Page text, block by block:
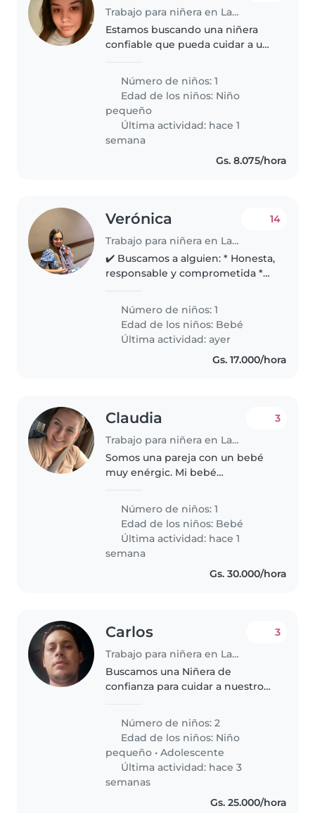
Trabajo para niñera en Lambaré
Estamos buscando una niñera
confiable que pueda cuidar a una
de limpieza
Número de niños: 1
Edad de los niños: Niño
pequeño
Última actividad: hace 1
semana
Gs. 8.075/hora
Verónica
Trabajo para niñera en Lambaré
14
✔️ Buscamos a alguien: * Honesta,
responsable y comprometida *
en cuidado de bebés * Que
busque estabilidad laboral y
continuidad * Con buena
disposición..
Número de niños: 1
Edad de los niños: Bebé
Última actividad: ayer
Gs. 17.000/hora
Claudia
Trabajo para niñera en Lambaré
3
Somos una pareja con un bebé
muy enérgic. Mi bebé
abuela. Es un bebé amoroso y
súper hiperactivo
Número de niños: 1
Edad de los niños: Bebé
Última actividad: hace 1
semana
Gs. 30.000/hora
Carlos
Trabajo para niñera en Lambaré
3
Buscamos una Niñera de
confianza para cuidar a nuestros
adolescente. Debe ser cariñosa,
responsable y sentirse cómoda
con mascotas. ¡Contáctanos
para..
Número de niños: 2
Edad de los niños: Niño
pequeño •Adolescente
Última actividad: hace 3
semanas
Gs. 25.000/hora